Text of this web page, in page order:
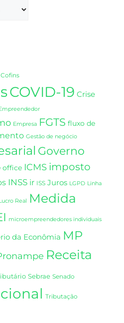
Cofins
COVID-19 Crise
Empresa FGTS fluxo de
Gestão de negócio
Governo
office ICMS imposto
INSS ir ISS Juros LGPD Linha
Real
Medida
microempreendedores individuais
da Econômia MP
Receita
Sebrae Senado
Tributação